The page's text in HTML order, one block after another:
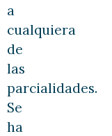
a
cualquiera
de
las
parcialidades.
Se
ha